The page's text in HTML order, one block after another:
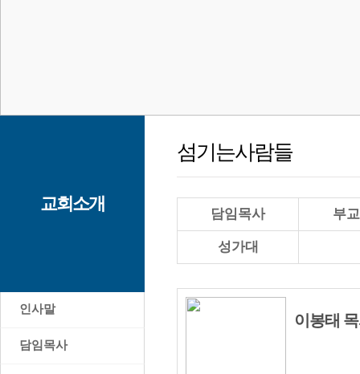
교회소개
인사말
담임목사
섬기는사람들
담임목사 부
성가대
이봉태